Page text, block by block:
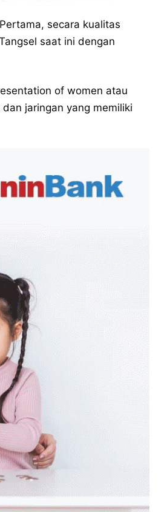
secara kualitas
saat ini dengan
of women atau
jaringan yang memiliki